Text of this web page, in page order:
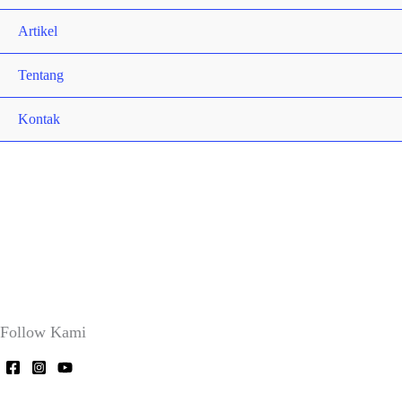
Artikel
Tentang
Kontak
Follow Kami